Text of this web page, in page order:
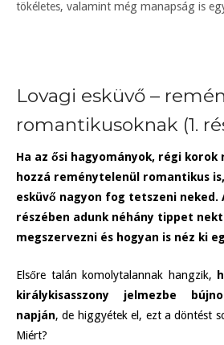
tökéletes, valamint még manapság is
Lovagi esküvő –
romantikusoknak (1.
Ha az ősi hagyományok, régi korok
hozzá reménytelenül romantikus
esküvő nagyon fog tetszeni neked.
részében adunk néhány tippet
megszervezni és hogyan is néz ki
Elsőre talán komolytalannak hangzik,
királykisasszony jelmezbe
napján, de higgyétek el, ezt a döntést
Miért?